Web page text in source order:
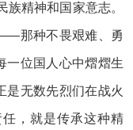
精神和国家意志。
那种不畏艰难、勇
位国人心中熠熠生
是无数先烈们在战火
，就是传承这种精